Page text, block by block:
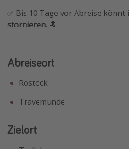
✅ Bis 10 Tage vor Abreise könnt
stornieren. 🔝
Abreiseort
Rostock
Travemünde
Zielort